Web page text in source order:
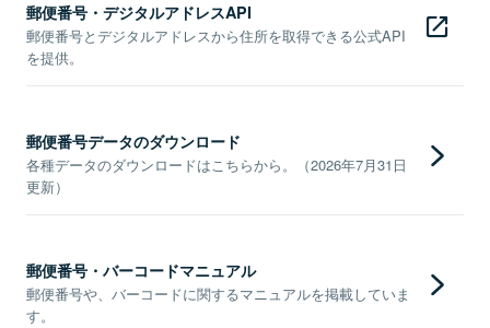
郵便番号・デジタルアドレスAPI
郵便番号とデジタルアドレスから住所を取得できる公式API
を提供。
郵便番号データのダウンロード
各種データのダウンロードはこちらから。（2026年7月31日
更新）
郵便番号・バーコードマニュアル
郵便番号や、バーコードに関するマニュアルを掲載していま
す。